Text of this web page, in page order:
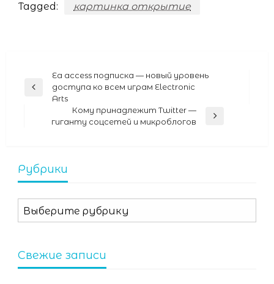
Tagged: картинка открытие
Навигация
по
записям
Previous
Ea access подписка — новый уровень
доступа ко всем играм Electronic
Arts
Next
Кому принадлежит Twitter —
гиганту соцсетей и микроблогов
Рубрики
Рубрики
Свежие записи